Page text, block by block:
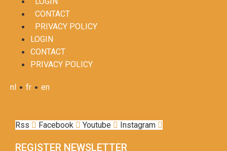
CONTACT
PRIVACY POLICY
LOGIN
CONTACT
PRIVACY POLICY
nl • fr • en
Rss Facebook Youtube Instagram
REGISTER NEWSLETTER